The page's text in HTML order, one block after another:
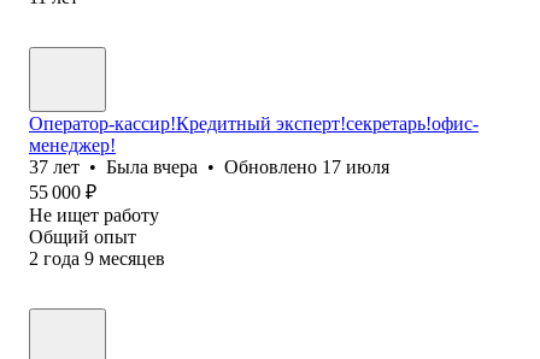
Оператор-кассир!Кредитный эксперт!секретарь!офис-
менеджер!
37 лет • Была вчера • Обновлено 17 июля
55 000 ₽
Не ищет работу
Общий опыт
2 года 9 месяцев